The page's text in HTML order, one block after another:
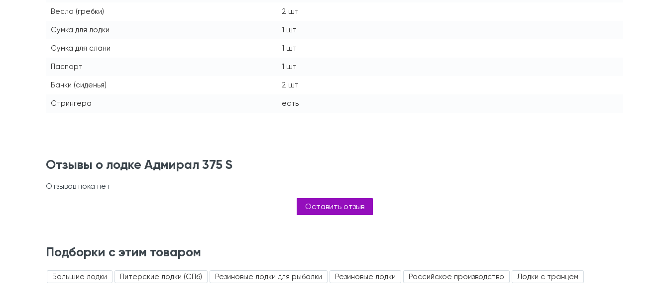
Весла (гребки) 2 шт
Сумка для лодки 1 шт
Сумка для слани 1 шт
Паспорт 1 шт
Банки (сиденья) 2 шт
Стрингера есть
Отзывы о лодке Адмирал 375 S
Отзывов пока нет
Оставить отзыв
Подборки с этим товаром
Большие лодки Питерские лодки (СПб) Резиновые лодки для рыбалки Резиновые лодки Российское производство Лодки с транцем